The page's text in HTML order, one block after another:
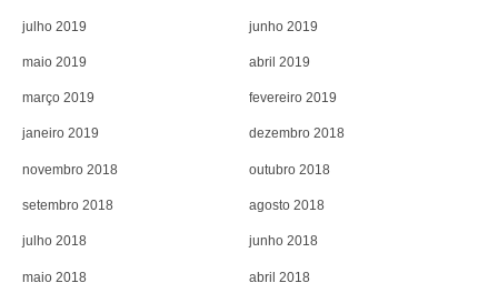
julho 2019 junho 2019
maio 2019 abril 2019
março 2019 fevereiro 2019
janeiro 2019 dezembro 2018
novembro 2018 outubro 2018
setembro 2018 agosto 2018
julho 2018 junho 2018
maio 2018 abril 2018